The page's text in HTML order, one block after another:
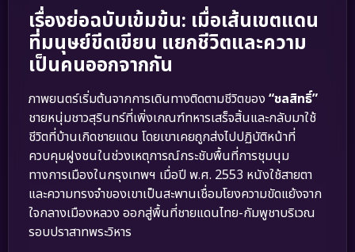
เรื่องย่อฉบับเข้มข้น: เมื่อเส้นเขตแดน
ที่มนุษย์ขีดเขียน แยกชีวิตและความ
เป็นคนออกจากกัน
ภาพยนตร์เริ่มต้นจากการเดินทางติดตามชีวิตของ “ชลสิทธิ์”
ชายหนุ่มชาวสุรินทร์ที่เพิ่งเกณฑ์ทหารเสร็จสิ้นและกลับมาใช้
ชีวิตที่บ้านเกิดชายแดน โดยเขาเคยถูกส่งไปปฏิบัติหน้าที่
ควบคุมฝูงชนในช่วงเหตุการณ์กระชับพื้นที่การชุมนุม
ทางการเมืองในกรุงเทพฯ เมื่อปี พ.ศ. 2553 หนังใช้สายตา
และความทรงจำของเขาเป็นสะพานเชื่อมโยงความขัดแย้งจาก
ใจกลางเมืองหลวง ออกสู่พื้นที่ชายแดนไทย-กัมพูชาบริเวณ
รอบปราสาทพระวิหาร